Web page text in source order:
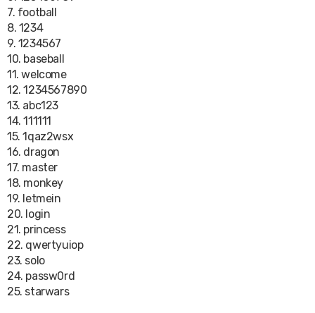
7. football
8. 1234
9. 1234567
10. baseball
11. welcome
12. 1234567890
13. abc123
14. 111111
15. 1qaz2wsx
16. dragon
17. master
18. monkey
19. letmein
20. login
21. princess
22. qwertyuiop
23. solo
24. passw0rd
25. starwars